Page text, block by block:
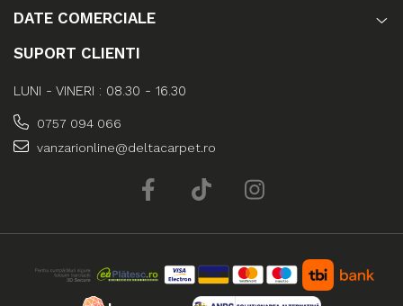
DATE COMERCIALE
SUPORT CLIENTI
LUNI - VINERI : 08.30 - 16.30
0757 094 066
vanzarionline@deltacarpet.ro